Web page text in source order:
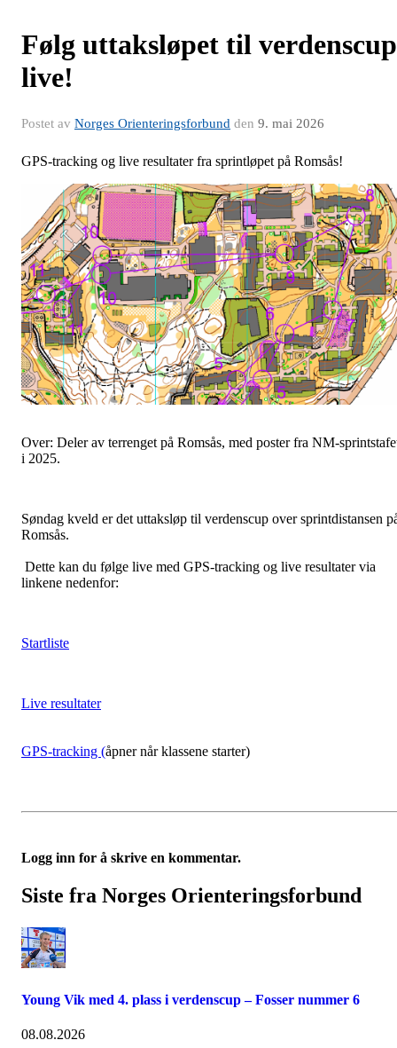
Følg uttaksløpet til verdenscup
live!
Postet av Norges Orienteringsforbund den 9. mai 2026
GPS-tracking og live resultater fra sprintløpet på Romsås!
Over: Deler av terrenget på Romsås, med poster fra NM-
i 2025.
Søndag kveld er det uttaksløp til verdenscup over sprintdistansen
Romsås.
Dette kan du følge live med GPS-tracking og live resultater via
linkene nedenfor:
Startliste
Live resultater
GPS-tracking (åpner når klassene starter)
Logg inn for å skrive en kommentar.
Siste fra Norges Orienteringsforbund
Young Vik med 4. plass i verdenscup – Fosser nummer 6
08.08.2026